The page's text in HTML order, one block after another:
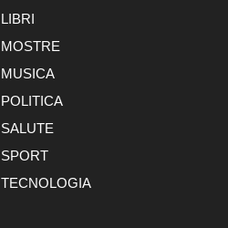
LIBRI
MOSTRE
MUSICA
POLITICA
SALUTE
SPORT
TECNOLOGIA